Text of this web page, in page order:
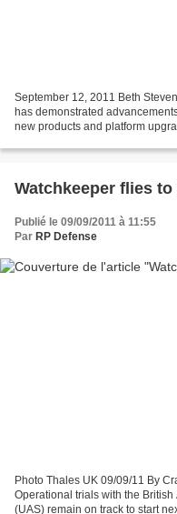
September 12, 2011 Beth
has demonstrated
new products and platform
Watchkeeper flies
Publié le 09/09/2011 à 11:55
Par RP Defense
Photo Thales UK 09/09/11 By
Operational trials with the
(UAS) remain on track to start